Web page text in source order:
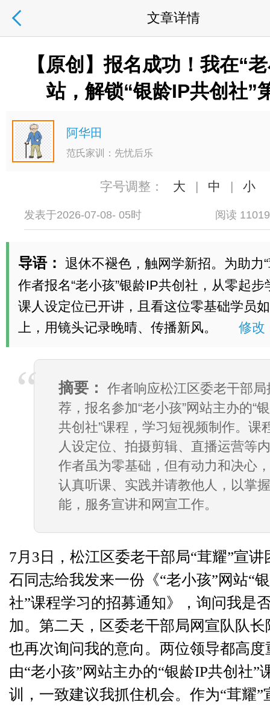
文章详情
【原创】报名成功！我在“
站，解锁“银龄IP共创社”
阿华田
范氏家训：先忧后乐
字号调整： 大 | 中 | 小
发表于2026-07-08- 05时 阅读
导语： 退休不褪色，触网学新招。为助力
作者报名“老小孩”银龄IP共创社，从零起
课人设定位已开讲，且看这位零基础学员
上，用镜头记录晚晴、传播新风。
修改
摘要：
作者响应松江区委老干部局
荐，报名参加“老小孩”网站主办的“
共创社”课程，学习短视频制作。课
人设定位、拍摄剪辑、直播运营等
作者虽为零基础，但有动力和决心
认真听课、实践并请教他人，以掌
能，服务宣讲和网宣工作。
7月3日，松江区委老干部局“茸耀”宣讲
石同志给我发来一份《“老小孩”网站“
社”课程学习的招募通知》，询问我是
加。第二天，区委老干部局网宣队队长
也再次询问我的意向。两位领导都高度
由“老小孩”网站主办的“银龄IP共创社”
训，一致建议我抓住机会。作为“茸耀”